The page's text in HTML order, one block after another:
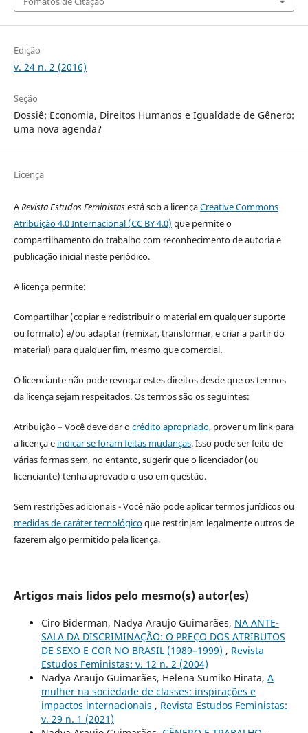
Edição
v. 24 n. 2 (2016)
Seção
Dossiê: Economia, Direitos Humanos e Igualdade de Gênero:
uma nova agenda?
Licença
ARevista Estudos Feministasestá sob a licençaCreative Commons
Atribuição 4.0 Internacional (CC BY 4.0) que permite o
compartilhamento do trabalho com reconhecimento de autoria e
publicação inicial neste periódico.
A licença permite:
Compartilhar (copiar e redistribuir o material em qualquer suporte
ou formato) e/ou adaptar (remixar, transformar, e criar a partir do
material) para qualquer fim, mesmo que comercial.
O licenciante não pode revogar estes direitos desde que os termos
da licença sejam respeitados. Os termos são os seguintes:
Atribuição – Você deve dar ocrédito apropriado, prover um link para
a licença e indicar se foram feitas mudanças. Isso pode ser feito de
várias formas sem, no entanto, sugerir que o licenciador (ou
licenciante) tenha aprovado o uso em questão.
Sem restrições adicionais - Você não pode aplicar termos jurídicos ou
medidas de caráter tecnológicoque restrinjam legalmente outros de
fazerem algo permitido pela licença.
Artigos mais lidos pelo mesmo(s) autor(es)
Ciro Biderman, Nadya Araujo Guimarães, NA ANTE-
SALA DA DISCRIMINAÇÃO: O PREÇO DOS ATRIBUTOS
DE SEXO E COR NO BRASIL (1989–1999) , Revista
Estudos Feministas: v. 12 n. 2 (2004)
Nadya Araujo Guimarães, Helena Sumiko Hirata, A
mulher na sociedade de classes: inspirações e
impactos internacionais , Revista Estudos Feministas:
v. 29 n. 1 (2021)